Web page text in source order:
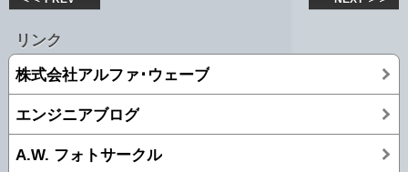
リンク
株式会社アルファ･ウェーブ
エンジニアブログ
A.W. フォトサークル